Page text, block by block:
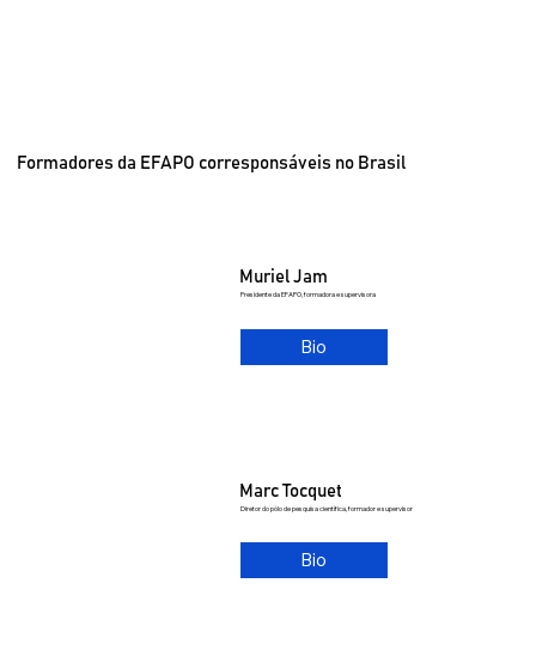
Formadores da EFAPO corresponsáveis no Brasil
Muriel Jam
Presidente da EFAPO, formadora e supervisora
Bio
Marc Tocquet
Diretor do pólo de pesquisa científica, formador e supervisor
Bio